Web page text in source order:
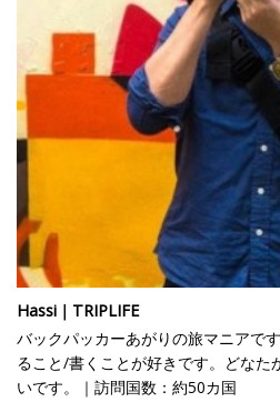
Hassi｜TRIPLIFE
バックパッカーあがりの旅マニアで
ること/書くことが好きです。どなた
いです。｜訪問国数：約50カ国